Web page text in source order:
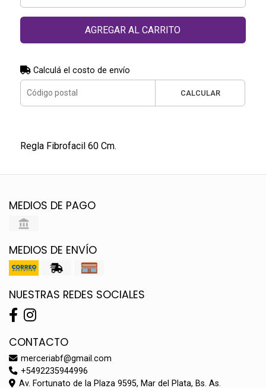
AGREGAR AL CARRITO
Calculá el costo de envío
CALCULAR
Regla Fibrofacil 60 Cm.
MEDIOS DE PAGO
MEDIOS DE ENVÍO
NUESTRAS REDES SOCIALES
CONTACTO
merceriabf@gmail.com
+5492235944996
Av. Fortunato de la Plaza 9595, Mar del Plata, Bs. As.